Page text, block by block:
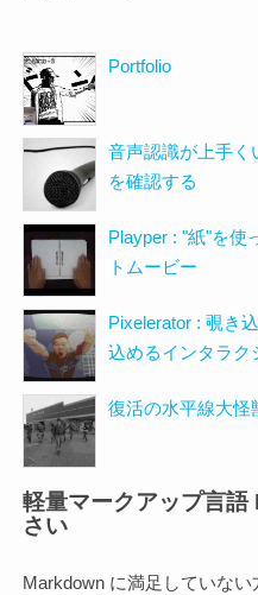
Portfolio
音声認識が上手く
を確認する
Playper : "紙"を使
トムービー
Pixelerator : 覗き
込めるインタラク
復活の水平線大怪
軽量マークアップ言
さい
Markdown に満足していな